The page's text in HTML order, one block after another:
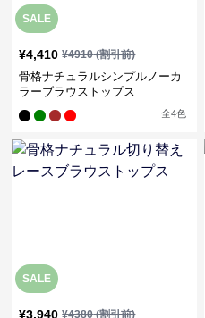
SALE
¥4,410 ¥4910(割引前)
骨格ナチュラルシンプルノーカ
ラーブラウストップス
全4色
SALE
¥3,940 ¥4380(割引前)